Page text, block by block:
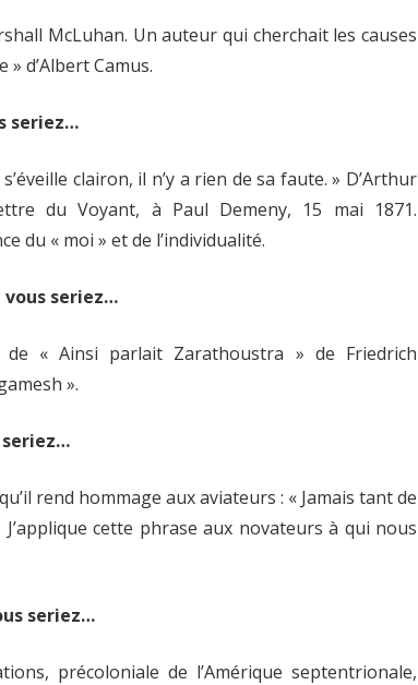
McLuhan. Un auteur qui cherchait les causes
d’Albert Camus.
seriez…
clairon, il n’y a rien de sa faute. » D’Arthur
du Voyant, à Paul Demeny, 15 mai 1871.
du « moi » et de l’individualité.
vous seriez…
de « Ainsi parlait Zarathoustra » de Friedrich
».
seriez…
rend hommage aux aviateurs : « Jamais tant de
cette phrase aux novateurs à qui nous
seriez…
précoloniale de l’Amérique septentrionale,